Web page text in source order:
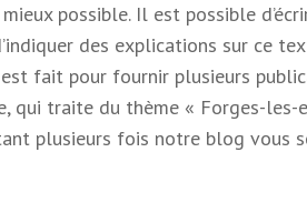
possible. Il est possible
des explications sur ce
fait pour fournir plusieurs
qui traite du thème « Forges-
plusieurs fois notre blog vous